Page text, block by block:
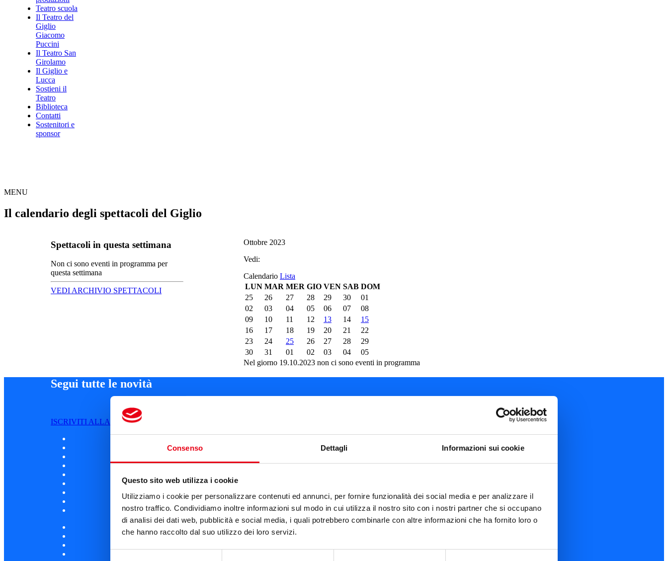
Consenso Dettagli Informazioni sui cookie
Questo sito web utilizza i cookie
Utilizziamo i cookie per personalizzare contenuti ed annunci, per fornire funzionalità dei social media e per analizzare il
nostro traffico. Condividiamo inoltre informazioni sul modo in cui utilizza il nostro sito con i nostri partner che si occupano
di analisi dei dati web, pubblicità e social media, i quali potrebbero combinarle con altre informazioni che ha fornito loro o
che hanno raccolto dal suo utilizzo dei loro servizi.
Teatro scuola
Il Teatro del
Giglio
Giacomo
Puccini
Il Teatro San
Girolamo
Il Giglio e
Lucca
Sostieni il
Teatro
Biblioteca
Contatti
Sostenitori e
sponsor
MENU
Il calendario degli spettacoli del Giglio
Spettacoli in questa settimana
Non ci sono eventi in programma per
questa settimana
VEDI ARCHIVIO SPETTACOLI
Ottobre 2023
Vedi:
Calendario Lista
LUN MAR MER GIO VEN SAB DOM
25
26 27 28 29 30
01
02
03 04 05 06 07
08
09
10 11 12 13 14
15
16
17 18 19 20 21
22
23
24 25 26 27 28
29
30
31 01 02 03 04
05
Nel giorno 19.10.2023 non ci sono eventi in programma
Segui tutte le novità
ISCRIVITI ALLA NEWSLETTER
Cartellone 25/26
Cartellone 23/24
Il calendario
Laboratori 2024/25
Spazi e servizi